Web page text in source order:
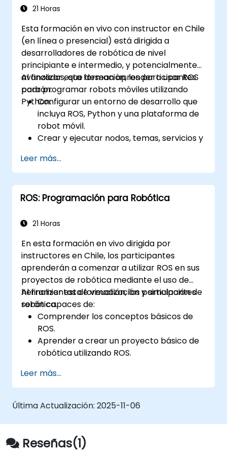
21 Horas
Esta formación en vivo con instructor en Chile
(en línea o presencial) está dirigida a
desarrolladores de robótica de nivel
principiante e intermedio, y potencialmente
avanzados, que desean aprender a usar ROS
para programar robots móviles utilizando
Python.
Al finalizar esta formación, los participantes
podrán:
Configurar un entorno de desarrollo que
incluya ROS, Python y una plataforma de
robot móvil.
Crear y ejecutar nodos, temas, servicios y
Utilizar las herramientas y utilidades de
ROS para monitorear y depurar
aplicaciones ROS.
Usar paquetes y bibliotecas de ROS para
móviles.
herramientas.
Solucionar problemas y depurar
aplicaciones ROS.
Leer más...
ROS: Programación para Robótica
21 Horas
En esta formación en vivo dirigida por
instructores en Chile, los participantes
aprenderán a comenzar a utilizar ROS en sus
proyectos de robótica mediante el uso de
herramientas de visualización y simulación de
robótica.
Al finalizar esta formación, los participantes
serán capaces de:
Comprender los conceptos básicos de
ROS.
Aprender a crear un proyecto básico de
robótica utilizando ROS.
herramientas para la robótica, incluidas
las herramientas de simulación y
visualización.
Leer más...
Última Actualización: 2025-11-06
Reseñas(1)